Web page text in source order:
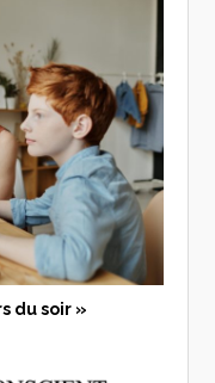
du soir »